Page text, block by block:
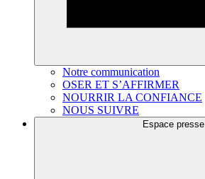
Notre communication
OSER ET S’AFFIRMER
NOURRIR LA CONFIANCE
NOUS SUIVRE
Espace presse